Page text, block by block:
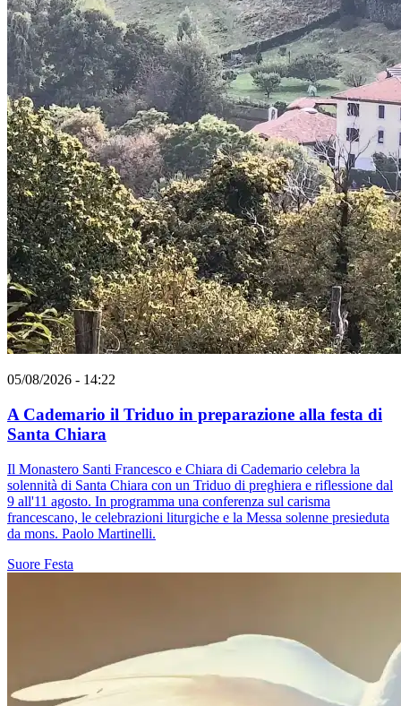
05/08/2026 - 14:22
A Cademario il Triduo in preparazione alla festa di
Santa Chiara
Il Monastero Santi Francesco e Chiara di Cademario celebra la
solennità di Santa Chiara con un Triduo di preghiera e riflessione dal
9 all'11 agosto. In programma una conferenza sul carisma
francescano, le celebrazioni liturgiche e la Messa solenne presieduta
da mons. Paolo Martinelli.
Suore Festa